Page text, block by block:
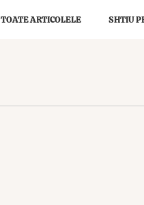
TOATE ARTICOLELE SHTIU